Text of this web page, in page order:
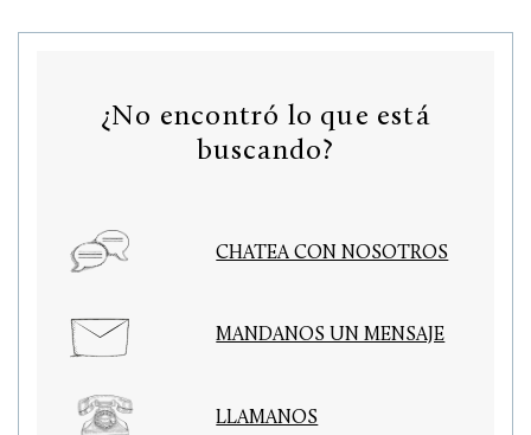
¿No encontró lo que está
buscando?
CHATEA CON NOSOTROS
MANDANOS UN MENSAJE
LLAMANOS